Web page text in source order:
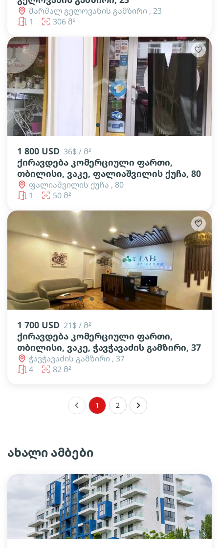
მარშალ გელოვანის გამზირი , 23
1
306 მ²
lens lens lens
1 800 USD 36$ / მ²
ქირავდება კომერციული ფართი,
თბილისი, ვაკე, ფალიაშვილის ქუჩა, 80
ფალიაშვილის ქუჩა , 80
1
50 მ²
lens lens lens lens lens lens
1 700 USD 21$ / მ²
ქირავდება კომერციული ფართი,
თბილისი, ვაკე, ჭავჭავაძის გამზირი, 37
ჭავჭავაძის გამზირი , 37
4
82 მ²
keyboard_arrow_left 1 2 keyboard_arrow_right
ახალი ამბები